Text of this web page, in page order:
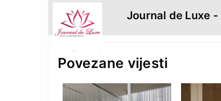
Journal de Luxe
Povezane vijesti